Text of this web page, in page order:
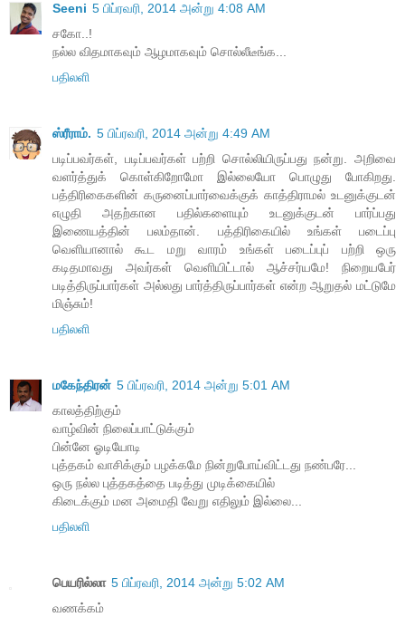
Seeni 5 பிப்ரவரி, 2014 அன்று 4:08 AM
சகோ..!
நல்ல விதமாகவும் ஆழமாகவும் சொல்லீடீங்க...
பதிலளி
ஸ்ரீராம். 5 பிப்ரவரி, 2014 அன்று 4:49 AM
படிப்பவர்கள், படிப்பவர்கள் பற்றி சொல்லியிருப்பது நன்று. அறிவை
வளர்த்துக் கொள்கிறோமோ இல்லையோ பொழுது போகிறது.
பத்திரிகைகளின் கருனைப்பார்வைக்குக் காத்திராமல் உடனுக்குடன்
எழுதி அதற்கான பதில்களையும் உடனுக்குடன் பார்ப்பது
இணையத்தின் பலம்தான். பத்திரிகையில் உங்கள் படைப்பு
வெளியானால் கூட மறு வாரம் உங்கள் படைப்புப் பற்றி ஒரு
கடிதமாவது அவர்கள் வெளியிட்டால் ஆச்சர்யமே! நிறையபேர்
படித்திருப்பார்கள் அல்லது பார்த்திருப்பார்கள் என்ற ஆறுதல் மட்டுமே
மிஞ்சும்!
பதிலளி
மகேந்திரன் 5 பிப்ரவரி, 2014 அன்று 5:01 AM
காலத்திற்கும்
வாழ்வின் நிலைப்பாட்டுக்கும்
பின்னே ஓடியோடி
புத்தகம் வாசிக்கும் பழக்கமே நின்றுபோய்விட்டது நண்பரே...
ஒரு நல்ல புத்தகத்தை படித்து முடிக்கையில்
கிடைக்கும் மன அமைதி வேறு எதிலும் இல்லை...
பதிலளி
பெயரில்லா 5 பிப்ரவரி, 2014 அன்று 5:02 AM
வணக்கம்